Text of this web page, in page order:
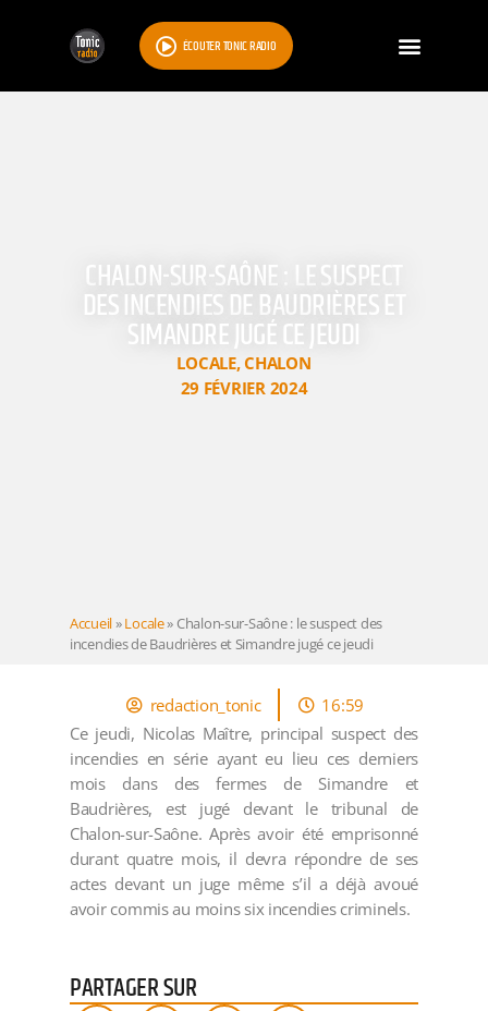
ÉCOUTER TONIC RADIO
CHALON-SUR-SAÔNE : LE SUSPECT
DES INCENDIES DE BAUDRIÈRES ET
SIMANDRE JUGÉ CE JEUDI
LOCALE,CHALON
29 FÉVRIER 2024
Accueil»Locale» Chalon-sur-Saône : le suspect des
incendies de Baudrières et Simandre jugé ce jeudi
redaction_tonic
16:59
Ce jeudi, Nicolas Maître, principal suspect des
incendies en série ayant eu lieu ces derniers
mois dans des fermes de Simandre et
Baudrières, est jugé devant le tribunal de
Chalon-sur-Saône. Après avoir été emprisonné
durant quatre mois, il devra répondre de ses
actes devant un juge même s’il a déjà avoué
avoir commis au moins six incendies criminels.
PARTAGER SUR